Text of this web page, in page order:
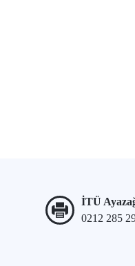
İTÜ
0212 285